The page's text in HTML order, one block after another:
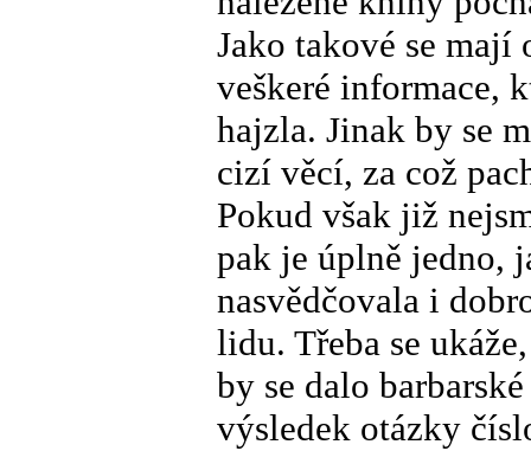
Jako takové se
veškeré informace,
hajzla. Jinak by se
cizí věcí, za což
Pokud však již
pak je úplně jedno,
nasvědčovala i
lidu. Třeba se
by se dalo
výsledek otázky